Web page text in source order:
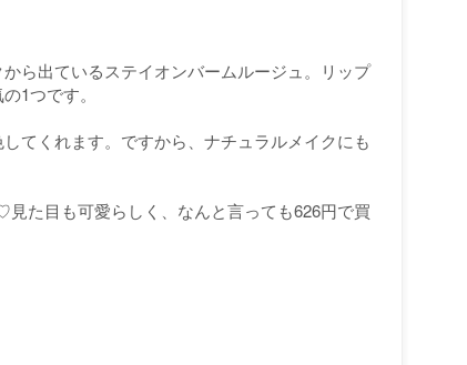
ら出ているステイオンバームルージュ。リップ
1つです。
てくれます。ですから、ナチュラルメイクにも
た目も可愛らしく、なんと言っても626円で買